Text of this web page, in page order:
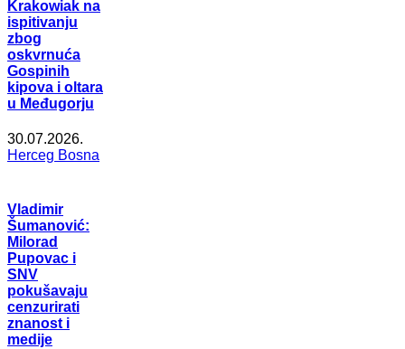
Krakowiak na
ispitivanju
zbog
oskvrnuća
Gospinih
kipova i oltara
u Međugorju
30.07.2026.
Herceg Bosna
Vladimir
Šumanović:
Milorad
Pupovac i
SNV
pokušavaju
cenzurirati
znanost i
medije